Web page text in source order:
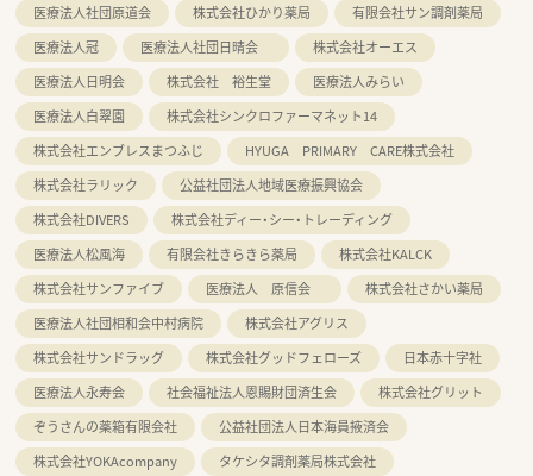
医療法人社団原道会
株式会社ひかり薬局
有限会社サン調剤薬局
医療法人冠
医療法人社団日晴会
株式会社オーエス
医療法人日明会
株式会社 裕生堂
医療法人みらい
医療法人白翠園
株式会社シンクロファーマネット14
株式会社エンブレスまつふじ
HYUGA PRIMARY CARE株式会社
株式会社ラリック
公益社団法人地域医療振興協会
株式会社DIVERS
株式会社ディー・シー・トレーディング
医療法人松風海
有限会社きらきら薬局
株式会社KALCK
株式会社サンファイブ
医療法人 原信会
株式会社さかい薬局
医療法人社団相和会中村病院
株式会社アグリス
株式会社サンドラッグ
株式会社グッドフェローズ
日本赤十字社
医療法人永寿会
社会福祉法人恩賜財団済生会
株式会社グリット
ぞうさんの薬箱有限会社
公益社団法人日本海員掖済会
株式会社YOKAcompany
タケシタ調剤薬局株式会社